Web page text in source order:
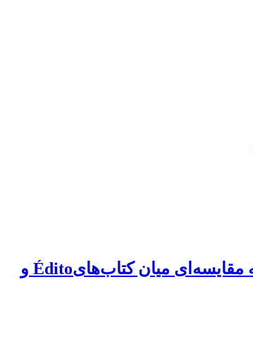
تحلیل آموزش فرهنگ در کتاب‌های آموزش زبان فرانسه مورد استفاده در دانشگاه‌های ایران: مطالعه‌ مقایسه‌ای میان کتاب‌هایÉdito و